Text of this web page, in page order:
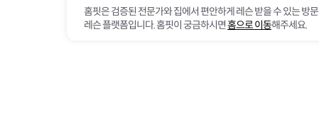
홈핏은 검증된 전문가와 집에서 편안하게 레슨 받을 수 있는 방문
레슨 플랫폼입니다. 홈핏이 궁금하시면홈으로 이동해주세요.